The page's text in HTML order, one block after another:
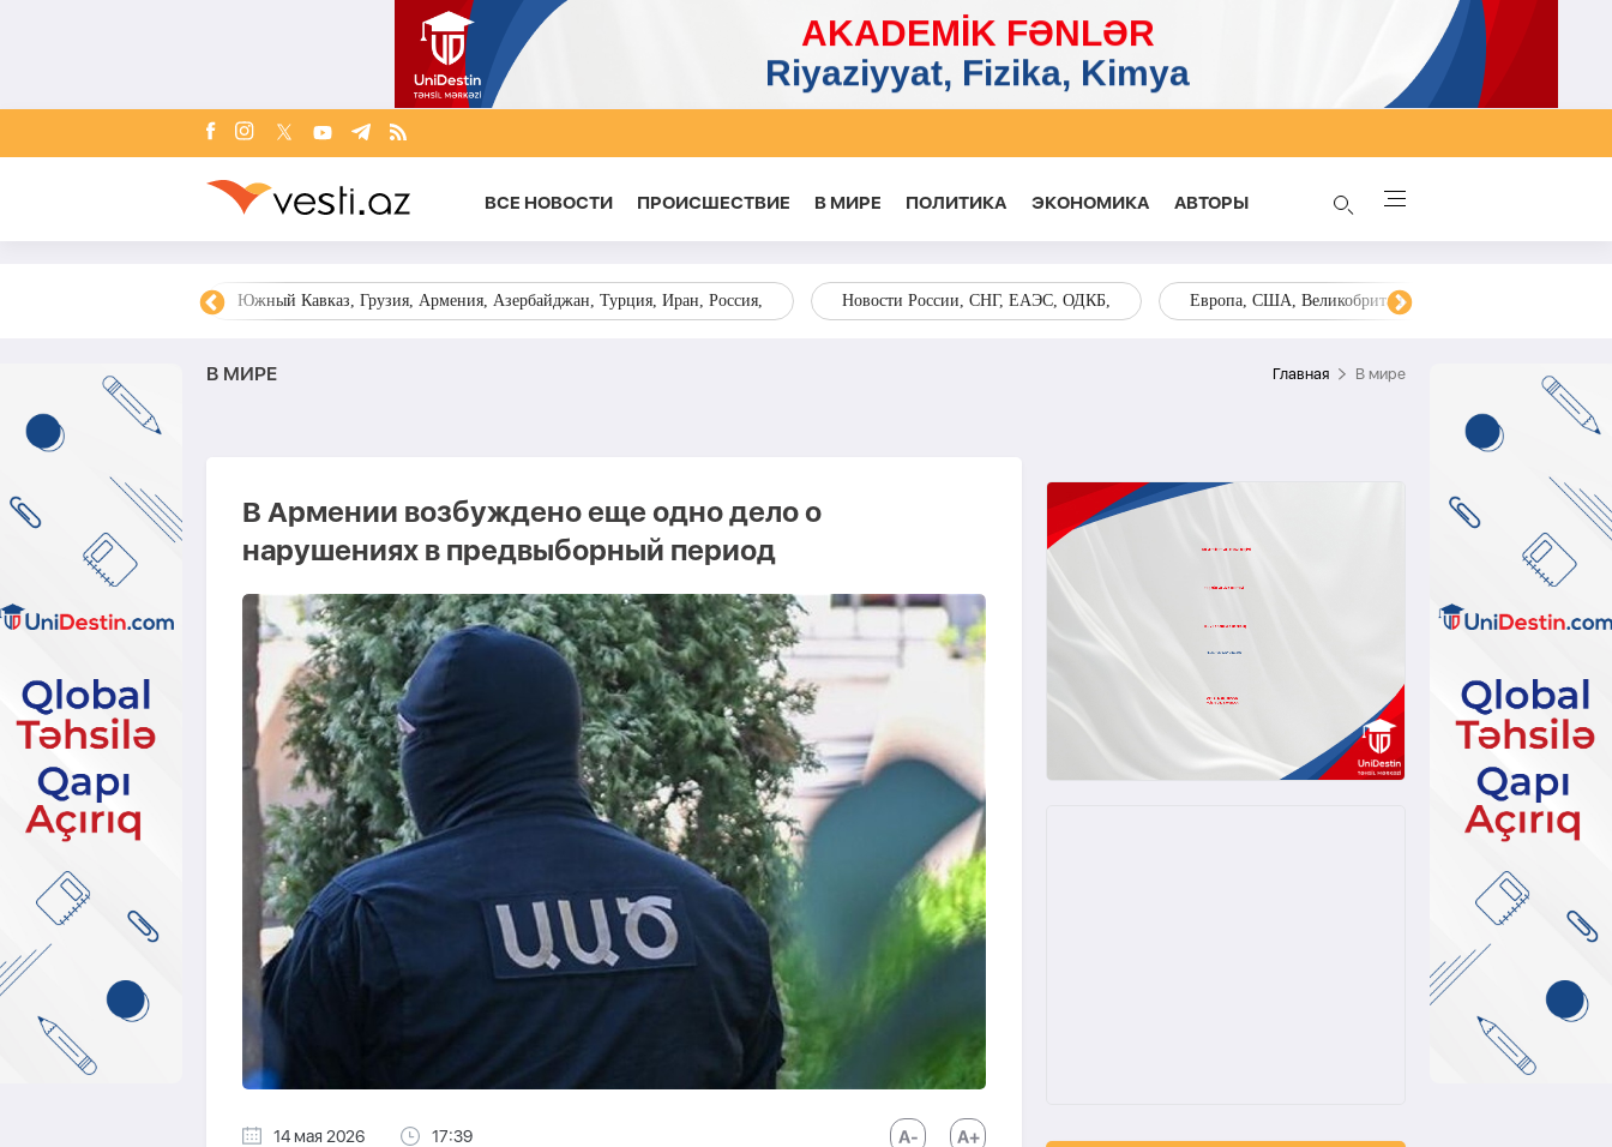
ВСЕ НОВОСТИ ПРОИСШЕСТВИЕ В МИРЕ ПОЛИТИКА ЭКОНОМИКА AВТОРЫ
Южный Кавказ, Грузия, Армения, Азербайджан, Турция, Иран, Россия, Новости России, СНГ, ЕАЭС, ОДКБ, Европа, США, Великобритания, Украина, Запад,
В МИРЕ Главная В мире
В Армении возбуждено еще одно дело о
нарушениях в предвыборный период
14 мая 2026 17:39